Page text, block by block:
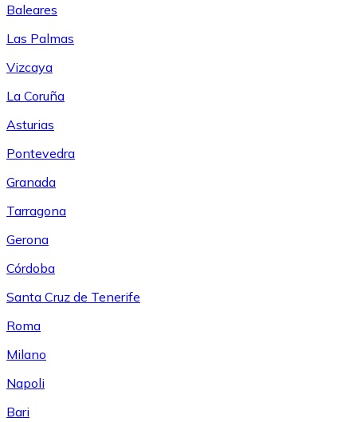
Baleares
Las Palmas
Vizcaya
La Coruña
Asturias
Pontevedra
Granada
Tarragona
Gerona
Córdoba
Santa Cruz de Tenerife
Roma
Milano
Napoli
Bari